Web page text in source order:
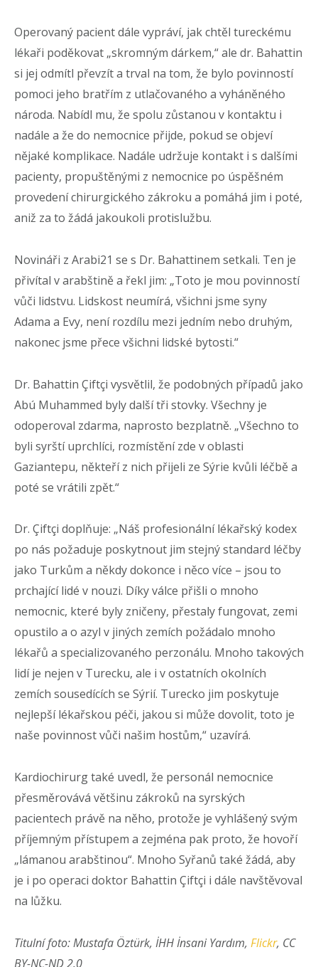
Operovaný pacient dále vypráví, jak chtěl tureckému
lékaři poděkovat „skromným dárkem,“ ale dr. Bahattin
si jej odmítl převzít a trval na tom, že bylo povinností
pomoci jeho bratřím z utlačovaného a vyháněného
národa. Nabídl mu, že spolu zůstanou v kontaktu i
nadále a že do nemocnice přijde, pokud se objeví
nějaké komplikace. Nadále udržuje kontakt i s dalšími
pacienty, propuštěnými z nemocnice po úspěšném
provedení chirurgického zákroku a pomáhá jim i poté,
aniž za to žádá jakoukoli protislužbu.
Novináři z Arabi21 se s Dr. Bahattinem setkali. Ten je
přivítal v arabštině a řekl jim: „Toto je mou povinností
vůči lidstvu. Lidskost neumírá, všichni jsme syny
Adama a Evy, není rozdílu mezi jedním nebo druhým,
nakonec jsme přece všichni lidské bytosti.“
Dr. Bahattin Çiftçi vysvětlil, že podobných případů jako
Abú Muhammed byly další tři stovky. Všechny je
odoperoval zdarma, naprosto bezplatně. „Všechno to
byli syrští uprchlíci, rozmístění zde v oblasti
Gaziantepu, někteří z nich přijeli ze Sýrie kvůli léčbě a
poté se vrátili zpět.“
Dr. Çiftçi doplňuje: „Náš profesionální lékařský kodex
po nás požaduje poskytnout jim stejný standard léčby
jako Turkům a někdy dokonce i něco více – jsou to
prchající lidé v nouzi. Díky válce přišli o mnoho
nemocnic, které byly zničeny, přestaly fungovat, zemi
opustilo a o azyl v jiných zemích požádalo mnoho
lékařů a specializovaného perzonálu. Mnoho takových
lidí je nejen v Turecku, ale i v ostatních okolních
zemích sousedících se Sýrií. Turecko jim poskytuje
nejlepší lékařskou péči, jakou si může dovolit, toto je
naše povinnost vůči našim hostům,“ uzavírá.
Kardiochirurg také uvedl, že personál nemocnice
přesměrovává většinu zákroků na syrských
pacientech právě na něho, protože je vyhlášený svým
příjemným přístupem a zejména pak proto, že hovoří
„lámanou arabštinou“. Mnoho Syřanů také žádá, aby
je i po operaci doktor Bahattin Çiftçi i dále navštěvoval
na lůžku.
Titulní foto: Mustafa Öztürk, İHH İnsani Yardım, Flickr, CC
BY-NC-ND 2.0